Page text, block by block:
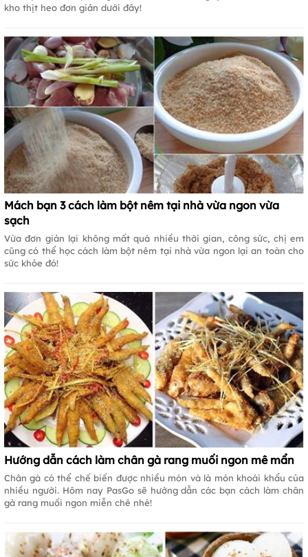
kho thịt heo đơn giản dưới đây!
Mách bạn 3 cách làm bột nêm tại nhà vừa ngon vừa
sạch
Vừa đơn giản lại không mất quá nhiều thời gian, công sức, chị em
cũng có thể học cách làm bột nêm tại nhà vừa ngon lại an toàn cho
sức khỏe đó!
Hướng dẫn cách làm chân gà rang muối ngon mê mẩn
Chân gà có thể chế biến được nhiều món và là món khoái khẩu của
nhiều người. Hôm nay PasGo sẽ hướng dẫn các bạn cách làm chân
gà rang muối ngon miễn chê nhé!